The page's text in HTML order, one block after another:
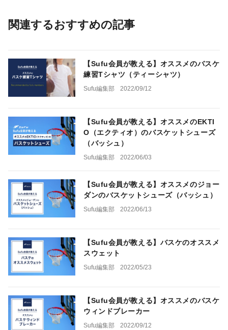
関連するおすすめの記事
【Sufu会員が教える】オススメのバスケ
練習Tシャツ（ティーシャツ）
Sufu編集部 2022/09/12
【Sufu会員が教える】オススメのEKTI
O（エクティオ）のバスケットシューズ
（バッシュ）
Sufu編集部 2022/06/03
【Sufu会員が教える】オススメのジョー
ダンのバスケットシューズ（バッシュ）
Sufu編集部 2022/06/13
【Sufu会員が教える】バスケのオススメ
スウェット
Sufu編集部 2022/05/23
【Sufu会員が教える】オススメのバスケ
ウィンドブレーカー
Sufu編集部 2022/09/12